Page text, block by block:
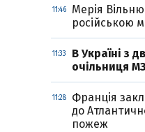
11:46
Мерія
російською
11:33
В Україні з
очільниця
11:28
Франція
до
пожеж